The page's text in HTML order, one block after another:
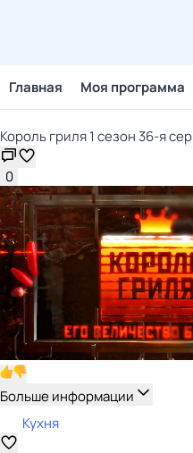
Главная Моя программа
Король гриля 1 сезон 36-я
0
Больше информации
Кухня